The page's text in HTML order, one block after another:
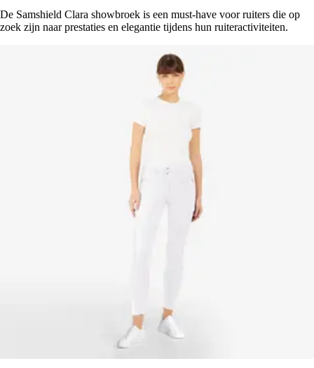
De Samshield Clara showbroek is een must-have voor ruiters die op
zoek zijn naar prestaties en elegantie tijdens hun ruiteractiviteiten.